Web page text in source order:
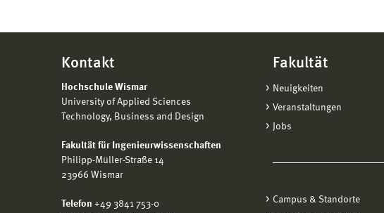
Kontakt
Hochschule Wismar
University of Applied Sciences
Technology, Business and Design
Fakultät für Ingenieurwissenschaften
Philipp-Müller-Straße 14
23966 Wismar
Telefon +49 3841 753-0
Fakultät
Neuigkeiten
Veranstaltungen
Jobs
Campus & Standorte